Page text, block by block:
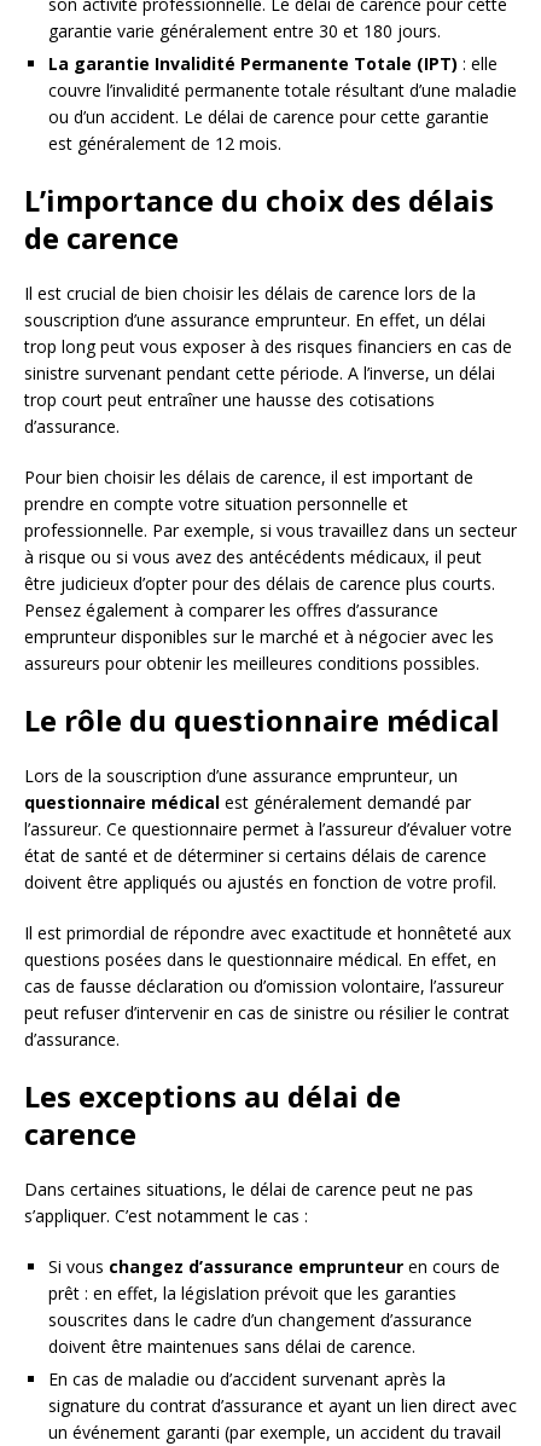
garantie varie généralement entre 30 et 180 jours.
La garantie Invalidité Permanente Totale (IPT) : elle
couvre l’invalidité permanente totale résultant d’une maladie
ou d’un accident. Le délai de carence pour cette garantie
est généralement de 12 mois.
L’importance du choix des délais
de carence
Il est crucial de bien choisir les délais de carence lors de la
souscription d’une assurance emprunteur. En effet, un délai
trop long peut vous exposer à des risques financiers en cas de
sinistre survenant pendant cette période. A l’inverse, un délai
trop court peut entraîner une hausse des cotisations
d’assurance.
Pour bien choisir les délais de carence, il est important de
prendre en compte votre situation personnelle et
professionnelle. Par exemple, si vous travaillez dans un secteur
à risque ou si vous avez des antécédents médicaux, il peut
être judicieux d’opter pour des délais de carence plus courts.
Pensez également à comparer les offres d’assurance
emprunteur disponibles sur le marché et à négocier avec les
assureurs pour obtenir les meilleures conditions possibles.
Le rôle du questionnaire médical
Lors de la souscription d’une assurance emprunteur, un
questionnaire médical est généralement demandé par
l’assureur. Ce questionnaire permet à l’assureur d’évaluer votre
état de santé et de déterminer si certains délais de carence
doivent être appliqués ou ajustés en fonction de votre profil.
Il est primordial de répondre avec exactitude et honnêteté aux
questions posées dans le questionnaire médical. En effet, en
cas de fausse déclaration ou d’omission volontaire, l’assureur
peut refuser d’intervenir en cas de sinistre ou résilier le contrat
d’assurance.
Les exceptions au délai de
carence
Dans certaines situations, le délai de carence peut ne pas
s’appliquer. C’est notamment le cas :
Si vous changez d’assurance emprunteur en cours de
prêt : en effet, la législation prévoit que les garanties
souscrites dans le cadre d’un changement d’assurance
doivent être maintenues sans délai de carence.
En cas de maladie ou d’accident survenant après la
signature du contrat d’assurance et ayant un lien direct avec
un événement garanti (par exemple, un accident du travail